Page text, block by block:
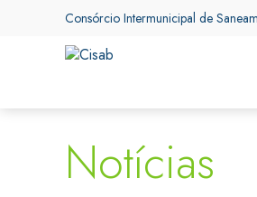
Consórcio Intermunicipal de
Notícias